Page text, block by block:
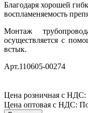
Благодаря хорошей
воспламеняемость
Монтаж
осуществляется с
встык.
Арт.110605-00274
Цена розничная с НДС:
Цена оптовая с НДС: